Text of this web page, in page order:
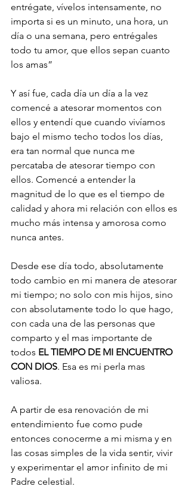
entrégate, vívelos intensamente, no
importa si es un minuto, una hora, un
día o una semana, pero entrégales
todo tu amor, que ellos sepan cuanto
los amas”
Y así fue, cada día un día a la vez
comencé a atesorar momentos con
ellos y entendí que cuando vivíamos
bajo el mismo techo todos los días,
era tan normal que nunca me
percataba de atesorar tiempo con
ellos. Comencé a entender la
magnitud de lo que es el tiempo de
calidad y ahora mi relación con ellos es
mucho más intensa y amorosa como
nunca antes.
Desde ese día todo, absolutamente
todo cambio en mi manera de atesorar
mi tiempo; no solo con mis hijos, sino
con absolutamente todo lo que hago,
con cada una de las personas que
comparto y el mas importante de
todos EL TIEMPO DE MI ENCUENTRO
CON DIOS. Esa es mi perla mas
valiosa.
A partir de esa renovación de mi
entendimiento fue como pude
entonces conocerme a mi misma y en
las cosas simples de la vida sentir, vivir
y experimentar el amor infinito de mi
Padre celestial.